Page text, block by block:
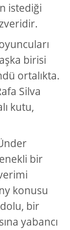
istediği
birisi
ortalıkta.
Silva
kutu,
bir
konusu
bir
yabancı